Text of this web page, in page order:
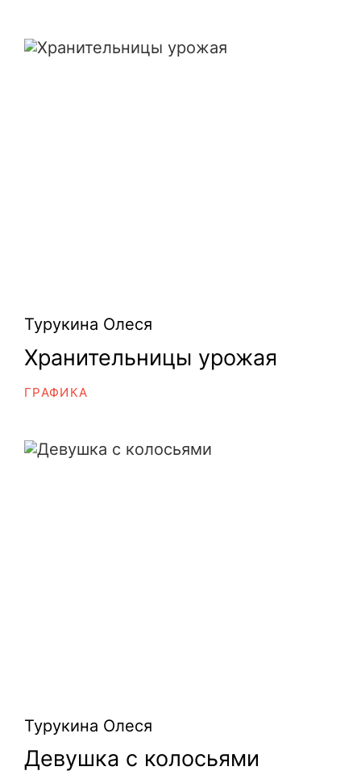
Хранительницы урожая
Турукина Олеся
Хранительницы урожая
ГРАФИКА
Девушка с колосьями
Турукина Олеся
Девушка с колосьями